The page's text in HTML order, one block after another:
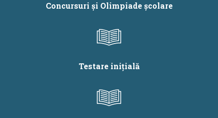
Concursuri și Olimpiade școlare
Testare inițială